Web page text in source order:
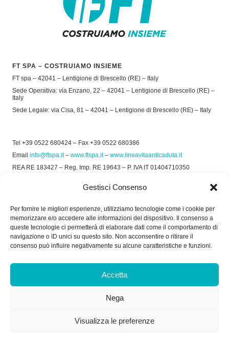
Gestisci Consenso
Per fornire le migliori esperienze, utilizziamo tecnologie come i cookie per
memorizzare e/o accedere alle informazioni del dispositivo. Il consenso a
queste tecnologie ci permetterà di elaborare dati come il comportamento di
navigazione o ID unici su questo sito. Non acconsentire o ritirare il
consenso può influire negativamente su alcune caratteristiche e funzioni.
Accetta
Nega
Visualizza le preferenze
FT SPA – COSTRUIAMO INSIEME
FT spa – 42041 – Lentigione di Brescello (RE) – Italy
Sede Operativa: via Enzano, 22 – 42041 – Lentigione di Brescello (RE) –
Italy
Sede Legale: via Cisa, 81 – 42041 – Lentigione di Brescello (RE) – Italy
Tel +39 0522 680424 – Fax +39 0522 680386
Email info@ftspa.it– www.ftspa.it– www.lineavitaanticaduta.it
REA RE 183427 – Reg. Imp. RE 19643 – P. IVA IT 01404710350
Privacy Policy–Cookie Policy
SOCIAL
Dal Lunedì al Venerdì: 8.00/12.30 - 13.30/17.30
Dal Lunedì al Venerdì: 7.30/11.30 - 13.30/17.00